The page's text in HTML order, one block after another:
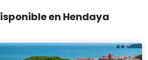
en Hendaya